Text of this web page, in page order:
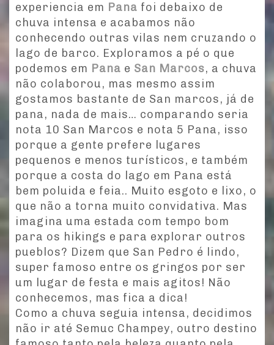
experiencia em Pana foi debaixo de
chuva intensa e acabamos não
conhecendo outras vilas nem cruzando o
lago de barco. Exploramos a pé o que
podemos em Pana e San Marcos, a chuva
não colaborou, mas mesmo assim
gostamos bastante de San marcos, já de
pana, nada de mais… comparando seria
nota 10 San Marcos e nota 5 Pana, isso
porque a gente prefere lugares
pequenos e menos turísticos, e também
porque a costa do lago em Pana está
bem poluida e feia.. Muito esgoto e lixo, o
que não a torna muito convidativa. Mas
imagina uma estada com tempo bom
para os hikings e para explorar outros
pueblos? Dizem que San Pedro é lindo,
super famoso entre os gringos por ser
um lugar de festa e mais agitos! Não
conhecemos, mas fica a dica!
Como a chuva seguia intensa, decidimos
não ir até Semuc Champey, outro destino